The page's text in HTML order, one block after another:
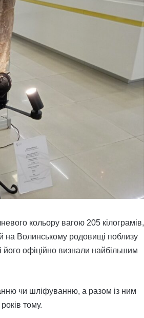
кольору вагою 205 кілограмів,
на Волинському родовищі поблизу
офіційно визнали найбільшим
чи шліфуванню, а разом із ним
тому.